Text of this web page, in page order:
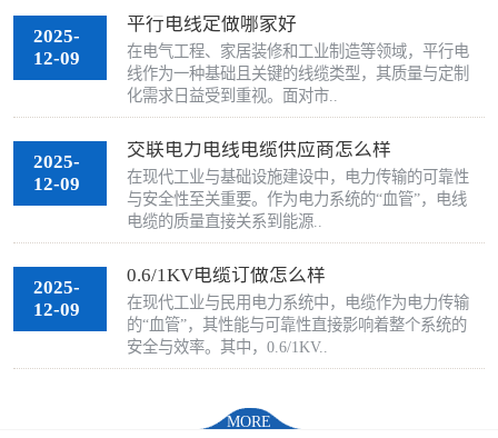
2025-
12-09
平行电线定做哪家好
在电气工程、家居装修和工业制造等领域，平行电
线作为一种基础且关键的线缆类型，其质量与定制
化需求日益受到重视。面对市..
2025-
12-09
交联电力电线电缆供应商怎么样
在现代工业与基础设施建设中，电力传输的可靠性
与安全性至关重要。作为电力系统的“血管”，电线
电缆的质量直接关系到能源..
2025-
12-09
0.6/1KV电缆订做怎么样
在现代工业与民用电力系统中，电缆作为电力传输
的“血管”，其性能与可靠性直接影响着整个系统的
安全与效率。其中，0.6/1KV..
MORE